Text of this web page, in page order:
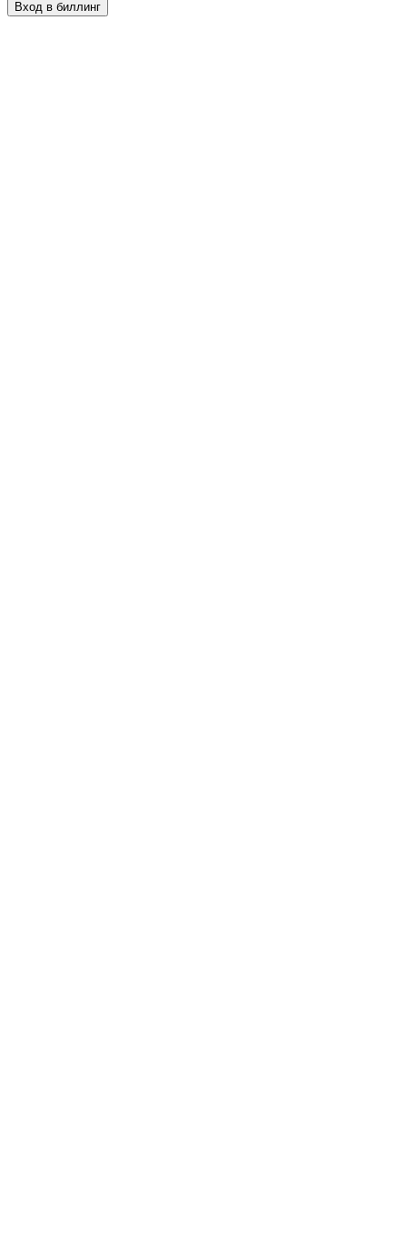
Вход в биллинг